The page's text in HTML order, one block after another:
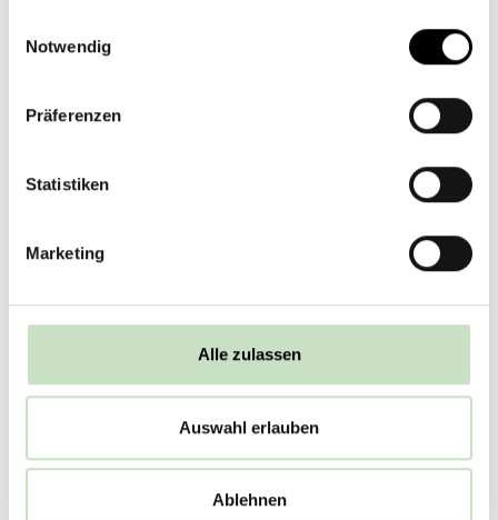
Notwendig
Präferenzen
Statistiken
Marketing
Alle zulassen
Auswahl erlauben
Ablehnen
Telefonummer
Mail*
Die mit (*) versehenen Felder sind
Pflichtfelder